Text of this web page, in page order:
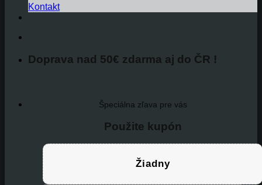
Kontakt
Doprava nad 50€ zdarma aj do ČR !
Špeciálna zľava pre vás
Použite kupón
Žiadny